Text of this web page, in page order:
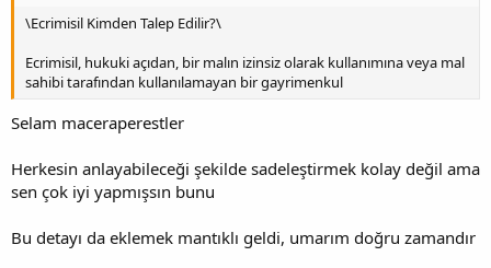
\Ecrimisil Kimden Talep Edilir?\
Ecrimisil, hukuki açıdan, bir malın izinsiz olarak kullanımına veya mal
sahibi tarafından kullanılamayan bir gayrimenkul
Selam maceraperestler
Herkesin anlayabileceği şekilde sadeleştirmek kolay değil ama
sen çok iyi yapmışsın bunu
Bu detayı da eklemek mantıklı geldi, umarım doğru zamandır